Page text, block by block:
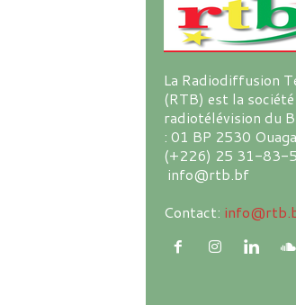
La Radiodiffusion
(RTB) est la
radiotélévision du
: 01 BP 2530
(+226) 25 31-83-
info@rtb.bf
Contact: